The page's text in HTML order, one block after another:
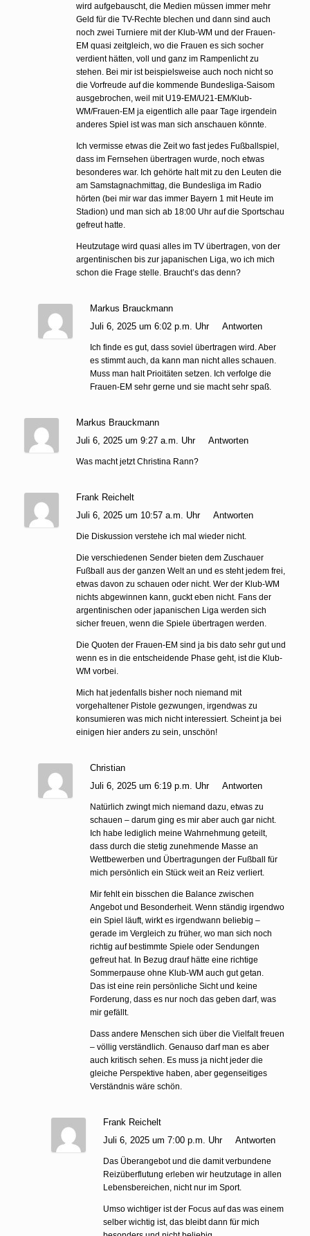
wird aufgebauscht, die Medien müssen immer mehr
Geld für die TV-Rechte blechen und dann sind auch
noch zwei Turniere mit der Klub-WM und der Frauen-
EM quasi zeitgleich, wo die Frauen es sich socher
verdient hätten, voll und ganz im Rampenlicht zu
stehen. Bei mir ist beispielsweise auch noch nicht so
die Vorfreude auf die kommende Bundesliga-Saisom
ausgebrochen, weil mit U19-EM/U21-EM/Klub-
WM/Frauen-EM ja eigentlich alle paar Tage irgendein
anderes Spiel ist was man sich anschauen könnte.
Ich vermisse etwas die Zeit wo fast jedes Fußballspiel,
dass im Fernsehen übertragen wurde, noch etwas
besonderes war. Ich gehörte halt mit zu den Leuten die
am Samstagnachmittag, die Bundesliga im Radio
hörten (bei mir war das immer Bayern 1 mit Heute im
Stadion) und man sich ab 18:00 Uhr auf die Sportschau
gefreut hatte.
Heutzutage wird quasi alles im TV übertragen, von der
argentinischen bis zur japanischen Liga, wo ich mich
schon die Frage stelle. Braucht’s das denn?
Markus Brauckmann
Juli 6, 2025 um 6:02 p.m. Uhr
Antworten
Ich finde es gut, dass soviel übertragen wird. Aber
es stimmt auch, da kann man nicht alles schauen.
Muss man halt Prioitäten setzen. Ich verfolge die
Frauen-EM sehr gerne und sie macht sehr spaß.
Markus Brauckmann
Juli 6, 2025 um 9:27 a.m. Uhr
Antworten
Was macht jetzt Christina Rann?
Frank Reichelt
Juli 6, 2025 um 10:57 a.m. Uhr
Antworten
Die Diskussion verstehe ich mal wieder nicht.
Die verschiedenen Sender bieten dem Zuschauer
Fußball aus der ganzen Welt an und es steht jedem frei,
etwas davon zu schauen oder nicht. Wer der Klub-WM
nichts abgewinnen kann, guckt eben nicht. Fans der
argentinischen oder japanischen Liga werden sich
sicher freuen, wenn die Spiele übertragen werden.
Die Quoten der Frauen-EM sind ja bis dato sehr gut und
wenn es in die entscheidende Phase geht, ist die Klub-
WM vorbei.
Mich hat jedenfalls bisher noch niemand mit
vorgehaltener Pistole gezwungen, irgendwas zu
konsumieren was mich nicht interessiert. Scheint ja bei
einigen hier anders zu sein, unschön!
Christian
Juli 6, 2025 um 6:19 p.m. Uhr
Antworten
Natürlich zwingt mich niemand dazu, etwas zu
schauen – darum ging es mir aber auch gar nicht.
Ich habe lediglich meine Wahrnehmung geteilt,
dass durch die stetig zunehmende Masse an
Wettbewerben und Übertragungen der Fußball für
mich persönlich ein Stück weit an Reiz verliert.
Mir fehlt ein bisschen die Balance zwischen
Angebot und Besonderheit. Wenn ständig irgendwo
ein Spiel läuft, wirkt es irgendwann beliebig –
gerade im Vergleich zu früher, wo man sich noch
richtig auf bestimmte Spiele oder Sendungen
gefreut hat. In Bezug drauf hätte eine richtige
Sommerpause ohne Klub-WM auch gut getan.
Das ist eine rein persönliche Sicht und keine
Forderung, dass es nur noch das geben darf, was
mir gefällt.
Dass andere Menschen sich über die Vielfalt freuen
– völlig verständlich. Genauso darf man es aber
auch kritisch sehen. Es muss ja nicht jeder die
gleiche Perspektive haben, aber gegenseitiges
Verständnis wäre schön.
Frank Reichelt
Juli 6, 2025 um 7:00 p.m. Uhr
Antworten
Das Überangebot und die damit verbundene
Reizüberflutung erleben wir heutzutage in allen
Lebensbereichen, nicht nur im Sport.
Umso wichtiger ist der Focus auf das was einem
selber wichtig ist, das bleibt dann für mich